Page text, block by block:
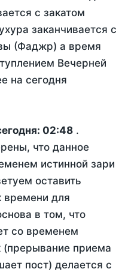
с закатом
заканчивается с
(Фаджр) а время
Вечерней
на сегодня
02:48 .
что данное
истинной зари
оставить
времени для
в том, что
со временем
приема
пост) делается с